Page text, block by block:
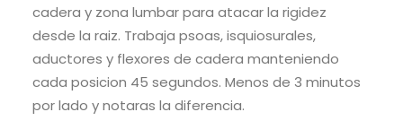
cadera y zona lumbar para atacar la rigidez
desde la raiz. Trabaja psoas, isquiosurales,
aductores y flexores de cadera manteniendo
cada posicion 45 segundos. Menos de 3 minutos
por lado y notaras la diferencia.